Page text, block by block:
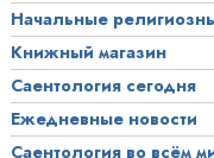
Начальные
Книжный магазин
Саентология сегодня
Ежедневные новости
Саентология во всём